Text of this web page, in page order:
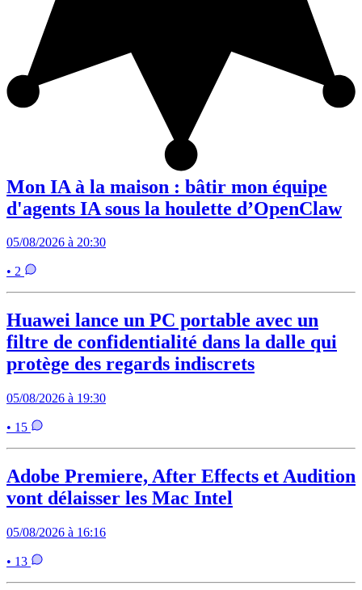
Mon IA à la maison : bâtir mon équipe
d'agents IA sous la houlette d’OpenClaw
05/08/2026 à 20:30
• 2
Huawei lance un PC portable avec un
filtre de confidentialité dans la dalle qui
protège des regards indiscrets
05/08/2026 à 19:30
• 15
Adobe Premiere, After Effects et Audition
vont délaisser les Mac Intel
05/08/2026 à 16:16
• 13